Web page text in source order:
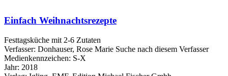
Einfach Weihnachtsrezepte
Festtagsküche mit 2-6 Zutaten
Verfasser: Donhauser, Rose Marie Suche nach diesem Verfasser
Medienkennzeichen: S-X
Jahr: 2018